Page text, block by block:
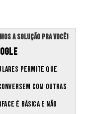
a solução pra você!
permite que
com outras
é básica e não